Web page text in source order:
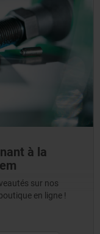
à la
sur nos
en ligne !